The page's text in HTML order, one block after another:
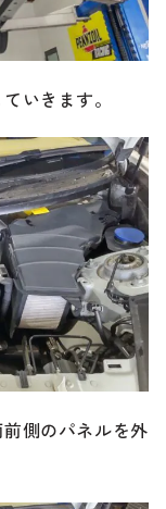
いきます。
側のパネルを外